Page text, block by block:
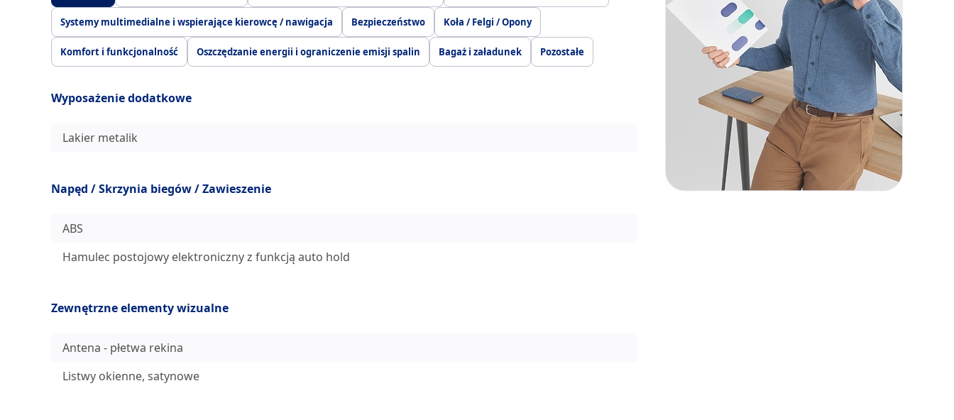
Systemy multimedialne i wspierające kierowcę / nawigacja Bezpieczeństwo Koła / Felgi / Opony
Komfort i funkcjonalność Oszczędzanie energii i ograniczenie emisji spalin Bagaż i załadunek Pozostałe
Wyposażenie dodatkowe
Lakier metalik
Napęd / Skrzynia biegów / Zawieszenie
ABS
Hamulec postojowy elektroniczny z funkcją auto hold
Zewnętrzne elementy wizualne
Antena - płetwa rekina
Listwy okienne, satynowe